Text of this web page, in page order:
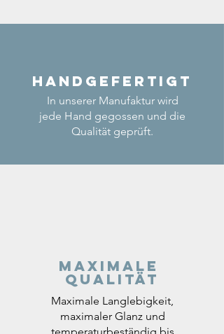
Handgefertigt
In unserer Manufaktur wird
jede Hand gegossen und die
Qualität geprüft.
Maximale
Qualität
Maximale Langlebigkeit,
maximaler Glanz und